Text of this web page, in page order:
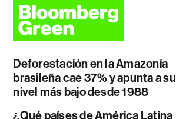
Deforestación en la Amazonía
brasileña cae 37% y apunta a su
nivel más bajo desde 1988
¿Qué países de América Latina